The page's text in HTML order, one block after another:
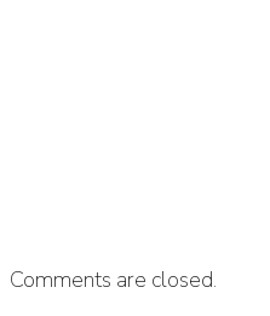
Comments are closed.